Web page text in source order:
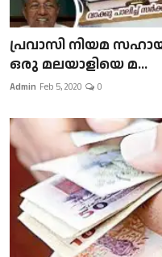
പ്രവാസി നിയമ സഹായ
ഒരു മലയാളിയെ മ...
Admin Feb 5, 2020 0